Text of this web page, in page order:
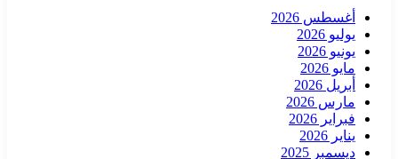
أغسطس 2026
يوليو 2026
يونيو 2026
مايو 2026
أبريل 2026
مارس 2026
فبراير 2026
يناير 2026
ديسمبر 2025